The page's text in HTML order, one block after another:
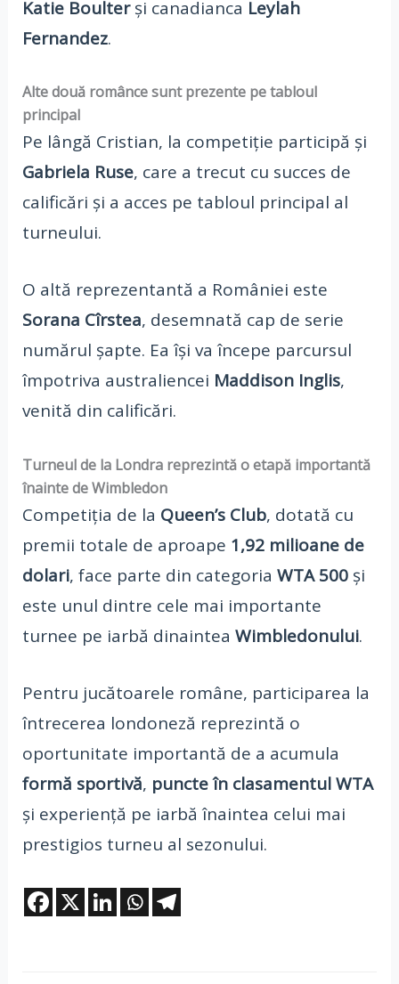
Katie Boulterși canadianca Leylah
Fernandez.
Alte două românce sunt prezente pe tabloul
principal
Pe lângă Cristian, la competiție participă și
Gabriela Ruse, care a trecut cu succes de
calificări și a acces pe tabloul principal al
turneului.
O altă reprezentantă a României este
Sorana Cîrstea, desemnată cap de serie
numărul șapte. Ea își va începe parcursul
împotriva australiencei Maddison Inglis,
venită din calificări.
Turneul de la Londra reprezintă o etapă importantă
înainte de Wimbledon
Competiția de la Queen’s Club, dotată cu
premii totale de aproape 1,92 milioane de
dolari, face parte din categoria WTA 500și
este unul dintre cele mai importante
turnee pe iarbă dinaintea Wimbledonului.
Pentru jucătoarele române, participarea la
întrecerea londoneză reprezintă o
oportunitate importantă de a acumula
formă sportivă, puncte în clasamentul WTA
și experiență pe iarbă înaintea celui mai
prestigios turneu al sezonului.